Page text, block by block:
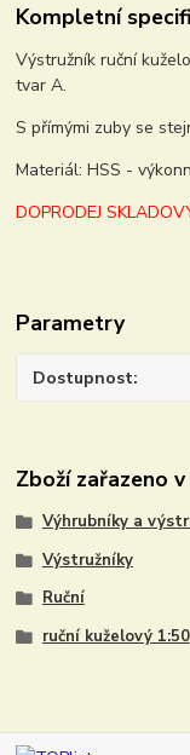
Kompletní
Výstružník ruční
tvar A.
S přímými zuby se
Materiál: HSS -
DOPRODEJ
Parametry
Dostupnost
Zboží zařazeno
Výhrubníky a
Výstružníky
Ruční
ruční kuželový 1:50